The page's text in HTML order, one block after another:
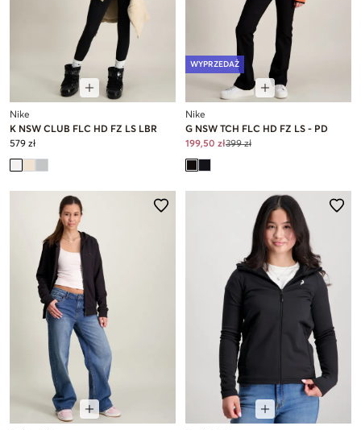
Nike
K NSW CLUB FLC HD FZ LS LBR
579 zł
WYPRZEDAŻ
Nike
G NSW TCH FLC HD FZ LS - PD
199,50 zł399 zł